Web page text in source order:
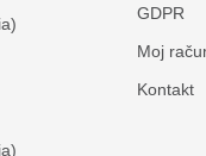
GDPR
Moj
Kontakt